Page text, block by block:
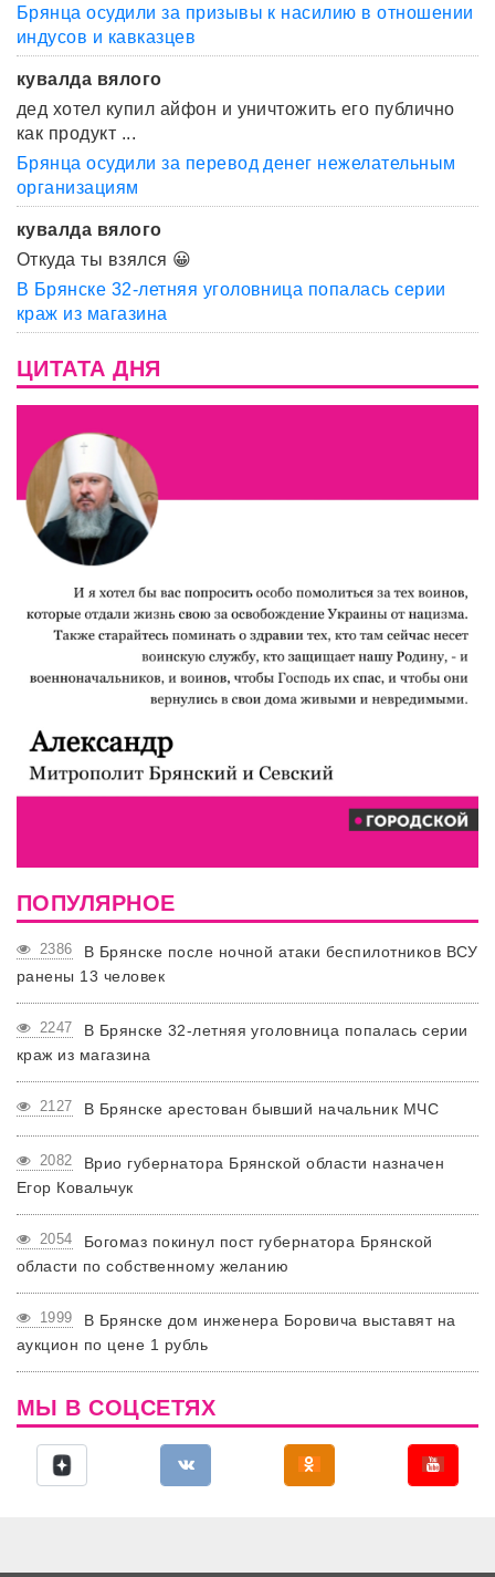
Брянца осудили за призывы к насилию в отношении
индусов и кавказцев
кувалда вялого
дед хотел купил айфон и уничтожить его публично
как продукт ...
Брянца осудили за перевод денег нежелательным
организациям
кувалда вялого
Откуда ты взялся 😀
В Брянске 32-летняя уголовница попалась серии
краж из магазина
ЦИТАТА ДНЯ
ПОПУЛЯРНОЕ
2386
В Брянске после ночной атаки беспилотников ВСУ
ранены 13 человек
2247
В Брянске 32-летняя уголовница попалась серии
краж из магазина
2127 В Брянске арестован бывший начальник МЧС
2082
Врио губернатора Брянской области назначен
Егор Ковальчук
2054
Богомаз покинул пост губернатора Брянской
области по собственному желанию
1999
В Брянске дом инженера Боровича выставят на
аукцион по цене 1 рубль
МЫ В СОЦСЕТЯХ